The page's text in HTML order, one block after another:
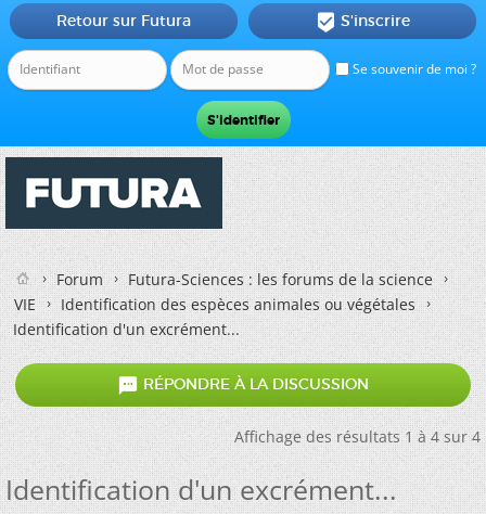
Se souvenir de moi ?
Retour sur Futura  S'inscrire
Forum
Futura-Sciences : les forums de la science
VIE
Identification des espèces animales ou végétales
Identification d'un excrément...
 RÉPONDRE À LA DISCUSSION
Affichage des résultats 1 à 4 sur 4
Identification d'un excrément...